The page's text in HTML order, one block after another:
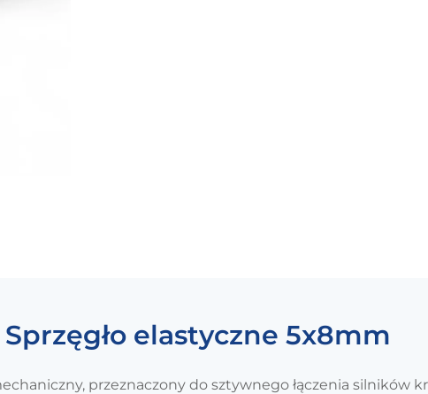
Sprzęgło elastyczne 5x8mm
przeznaczony do sztywnego łączenia silników